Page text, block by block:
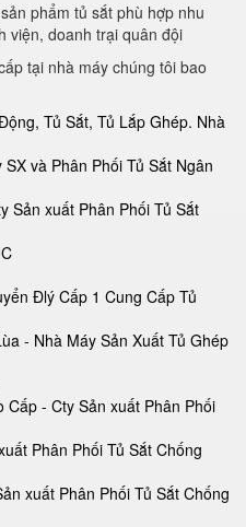
phẩm tủ sắt phù hợp nhu
viện, doanh trại quân đội
tại nhà máy chúng tôi bao
Tủ Sắt, Tủ Lắp Ghép. Nhà
và Phân Phối Tủ Sắt Ngân
Sản xuất Phân Phối Tủ Sắt
Đlý Cấp 1 Cung Cấp Tủ
- Nhà Máy Sản Xuất Tủ Ghép
Cấp - Cty Sản xuất Phân Phối
Phân Phối Tủ Sắt Chống
xuất Phân Phối Tủ Sắt Chống